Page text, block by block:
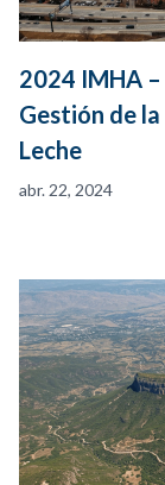
2024 IMHA
Gestión de
Leche
abr. 22, 2024